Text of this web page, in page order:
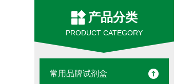
产品分类
PRODUCT CATEGORY
常用品牌试剂盒